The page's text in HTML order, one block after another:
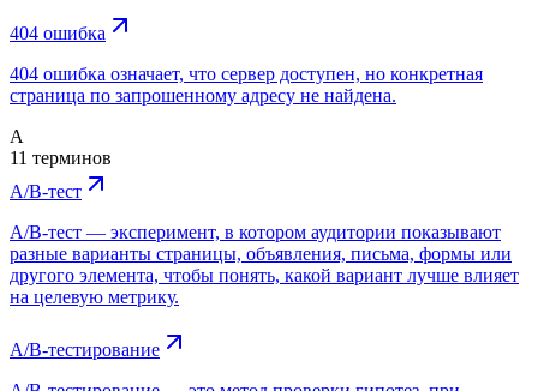
404 ошибка
404 ошибка означает, что сервер доступен, но конкретная
страница по запрошенному адресу не найдена.
A
11 терминов
A/B-тест
A/B-тест — эксперимент, в котором аудитории показывают
разные варианты страницы, объявления, письма, формы или
другого элемента, чтобы понять, какой вариант лучше влияет
на целевую метрику.
A/B-тестирование